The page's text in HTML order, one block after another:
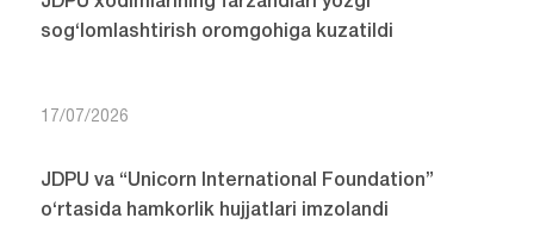
sog‘lomlashtirish oromgohiga kuzatildi
17/07/2026
JDPU va “Unicorn International Foundation”
o‘rtasida hamkorlik hujjatlari imzolandi